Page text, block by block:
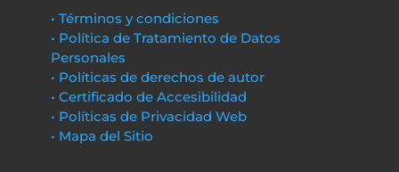
• Términos y condiciones
• Política de Tratamiento de Datos
Personales
• Políticas de derechos de autor
• Certificado de Accesibilidad
• Políticas de Privacidad Web
• Mapa del Sitio